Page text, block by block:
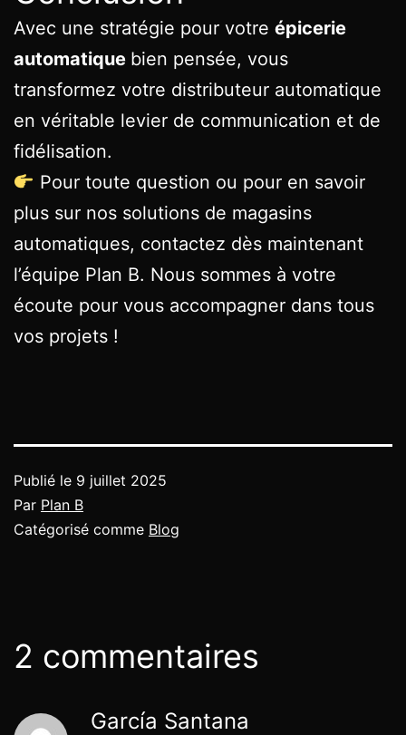
Avec une stratégie pour votre épicerie
automatique bien pensée, vous
transformez votre distributeur automatique
en véritable levier de communication et de
fidélisation.
Pour toute question ou pour en savoir
plus sur nos solutions de magasins
automatiques, contactez dès maintenant
l’équipe Plan B. Nous sommes à votre
écoute pour vous accompagner dans tous
vos projets !
Publié le 9 juillet 2025
Par Plan B
Catégorisé comme Blog
2 commentaires
García Santana